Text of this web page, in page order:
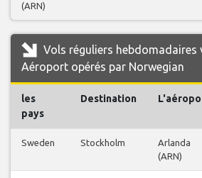
(ARN)
Vols réguliers hebdomadaires
Aéroport opérés par Norwegian
les
pays
Destination
Sweden Stockholm
Arlanda
(ARN)